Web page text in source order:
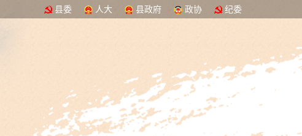
县委 人大 县政府 政协 纪委